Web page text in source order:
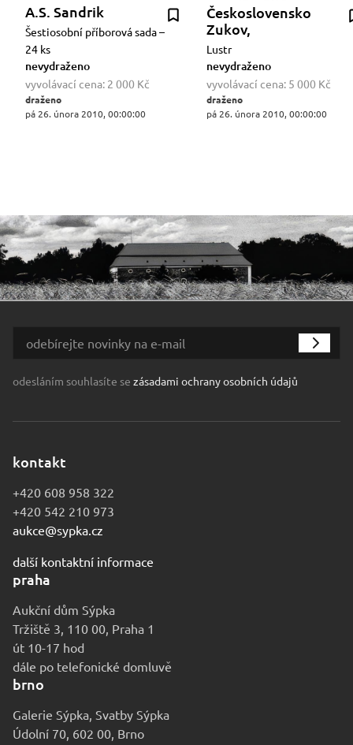
A.S. Sandrik
Šestiosobní příborová sada –
24 ks
nevydraženo
vyvolávací cena: 2 000 Kč
draženo
pá 26. února 2010, 00:00:00
Československo
Zukov,
Lustr
nevydraženo
vyvolávací cena: 5 000 Kč
draženo
pá 26. února 2010, 00:00:00
odesláním souhlasíte se zásadami ochrany osobních údajů
kontakt
+420 608 958 322
+420 542 210 973
aukce@sypka.cz
další kontaktní informace
praha
Aukční dům Sýpka
Tržiště 3, 110 00, Praha 1
út 10-17 hod
dále po telefonické domluvě
brno
Galerie Sýpka, Svatby Sýpka
Údolní 70, 602 00, Brno